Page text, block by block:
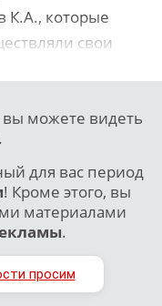
К.А., которые
свои
можете видеть
для вас период
! Кроме этого, вы
материалами
.
просим